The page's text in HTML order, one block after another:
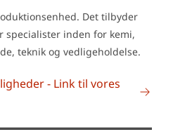
Det tilbyder
specialister inden for kemi,
teknik og vedligeholdelse.
- Link til vores